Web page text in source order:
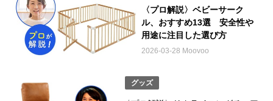
〈プロ解説〉ベビーサーク
ル、おすすめ13選 安全性や
用途に注目した選び方
2026-03-28 Moovoo
グッズ